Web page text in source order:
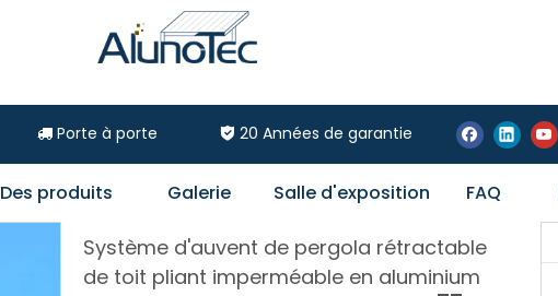
Porte à porte  20 Années de garantie
Des produits Galerie Salle d'exposition FAQ
Système d'auvent de pergola rétractable
de toit pliant imperméable en aluminium